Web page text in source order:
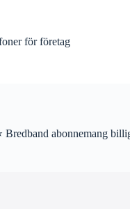
för företag
Bredband abonnemang